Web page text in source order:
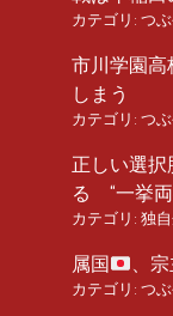
カテゴリ: つぶ
市川学園高
しまう
カテゴリ: つぶ
正しい選択
る “一挙両
カテゴリ: 独
属国 、宗
カテゴリ: つぶ